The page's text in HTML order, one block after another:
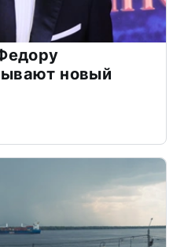
новый